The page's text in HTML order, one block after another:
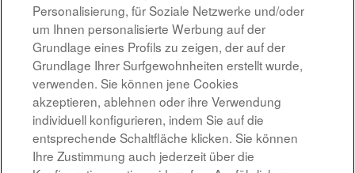
Ergebnisse1 – 15von
« 1 2 3 4 »
Rechtshinweis
Barrierefreiheit
Personalisierung, für Soziale Netzwerke und/oder
um Ihnen personalisierte Werbung auf der
Grundlage eines Profils zu zeigen, der auf der
Grundlage Ihrer Surfgewohnheiten erstellt wurde,
verwenden. Sie können jene Cookies
akzeptieren, ablehnen oder ihre Verwendung
individuell konfigurieren, indem Sie auf die
entsprechende Schaltfläche klicken. Sie können
Ihre Zustimmung auch jederzeit über die